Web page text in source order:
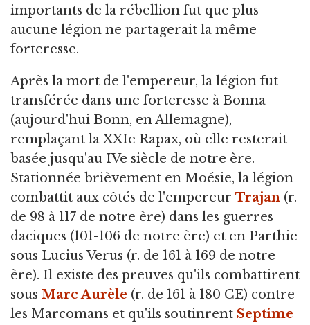
importants de la rébellion fut que plus
aucune légion ne partagerait la même
forteresse.
Après la mort de l'empereur, la légion fut
transférée dans une forteresse à Bonna
(aujourd'hui Bonn, en Allemagne),
remplaçant la XXIe Rapax, où elle resterait
basée jusqu'au IVe siècle de notre ère.
Stationnée brièvement en Moésie, la légion
combattit aux côtés de l'empereur Trajan (r.
de 98 à 117 de notre ère) dans les guerres
daciques (101-106 de notre ère) et en Parthie
sous Lucius Verus (r. de 161 à 169 de notre
ère). Il existe des preuves qu'ils combattirent
sous Marc Aurèle (r. de 161 à 180 CE) contre
les Marcomans et qu'ils soutinrent Septime